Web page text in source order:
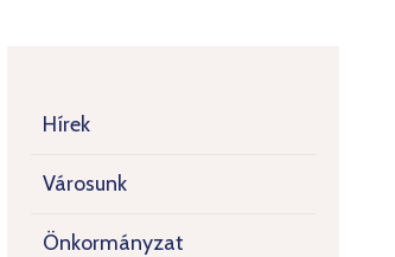
Hírek
Városunk
Önkormányzat